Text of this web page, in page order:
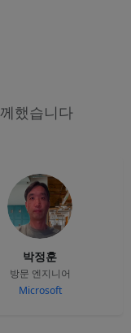
했습니다
박정훈
방문 엔지니어
Microsoft